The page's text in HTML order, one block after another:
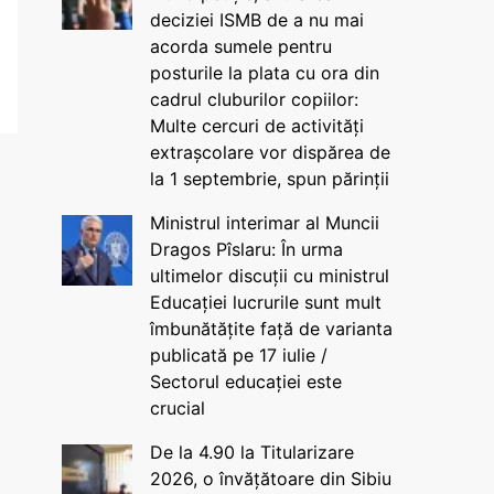
deciziei ISMB de a nu mai
acorda sumele pentru
posturile la plata cu ora din
cadrul cluburilor copiilor:
Multe cercuri de activități
extrașcolare vor dispărea de
la 1 septembrie, spun părinții
Ministrul interimar al Muncii
Dragos Pîslaru: În urma
ultimelor discuții cu ministrul
Educației lucrurile sunt mult
îmbunătățite față de varianta
publicată pe 17 iulie /
Sectorul educației este
crucial
De la 4.90 la Titularizare
2026, o învățătoare din Sibiu